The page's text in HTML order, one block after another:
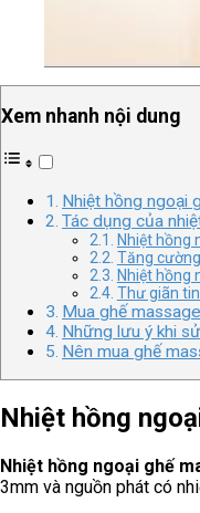
Xem nhanh nội dung
Nhiệt hồng ngoại
Tác dụng của
Nhiệt hồng
Tăng
Nhiệt hồng
Thư giãn
Mua ghế
Những lưu ý khi
Nên mua ghế
Nhiệt hồng
Nhiệt hồng ngoại ghế
3mm và nguồn phát có